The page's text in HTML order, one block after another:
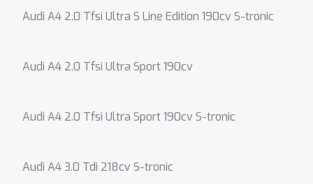
Audi A4 2.0 Tfsi Ultra S Line Edition 190cv S-tronic
Audi A4 2.0 Tfsi Ultra Sport 190cv
Audi A4 2.0 Tfsi Ultra Sport 190cv S-tronic
Audi A4 3.0 Tdi 218cv S-tronic